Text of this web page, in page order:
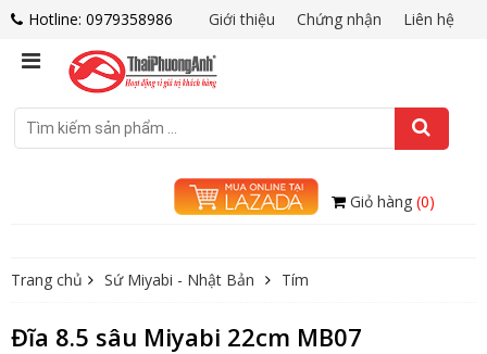
Hotline: 0979358986 Liên hệ
Chứng nhận
Giới thiệu
Giỏ hàng (0)
Trang chủ Sứ Miyabi - Nhật Bản Tím
Đĩa 8.5 sâu Miyabi 22cm MB07